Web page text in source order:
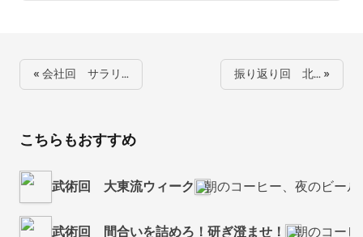
« 会社回 サラリ… 振り返り回 北… »
こちらもおすすめ
武術回 大東流ウィーク 朝のコーヒー、夜のビー
武術回 間合いを詰めろ！研ぎ澄ませ！ 朝のコー